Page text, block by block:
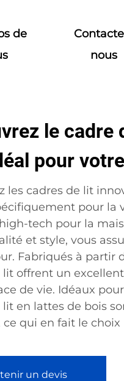
de
nous
le cadre
pour
les cadres de lit
pour la
tech pour la
et style, vous
Fabriqués à partir
lit offrent un
de vie. Idéaux
lit en lattes de bois
ce qui en fait le
un devis